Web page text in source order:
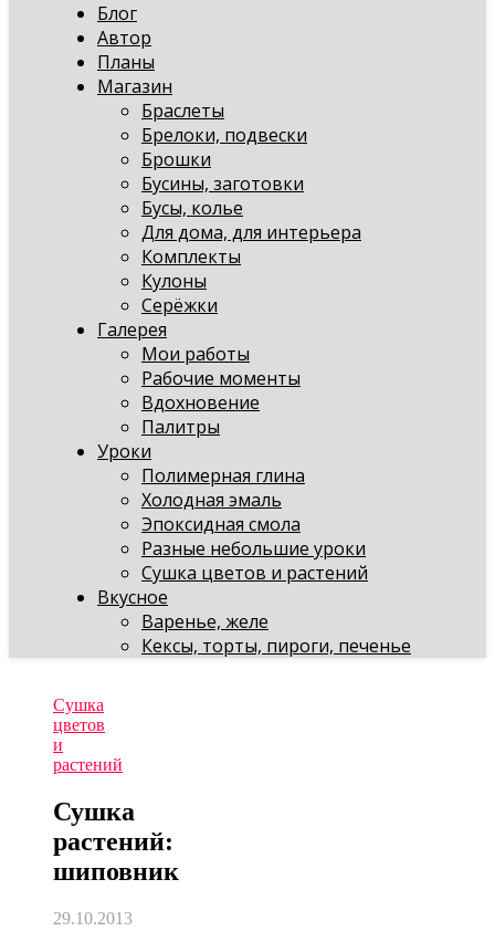
Блог
Автор
Планы
Магазин
Браслеты
Брелоки, подвески
Брошки
Бусины, заготовки
Бусы, колье
Для дома, для интерьера
Комплекты
Кулоны
Серёжки
Галерея
Мои работы
Рабочие моменты
Вдохновение
Палитры
Уроки
Полимерная глина
Холодная эмаль
Эпоксидная смола
Разные небольшие уроки
Сушка цветов и растений
Вкусное
Варенье, желе
Кексы, торты, пироги, печенье
Сушка
цветов
и
растений
Сушка
растений:
шиповник
29.10.2013